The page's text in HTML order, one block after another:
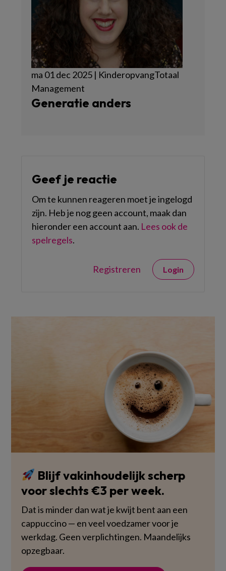
ma 01 dec 2025 | KinderopvangTotaal
Management
Generatie anders
Geef je reactie
Om te kunnen reageren moet je ingelogd
zijn. Heb je nog geen account, maak dan
hieronder een account aan. Lees ook de
spelregels.
Registreren Login
Blijf vakinhoudelijk scherp
voor slechts €3 per week.
Dat is minder dan wat je kwijt bent aan een
cappuccino — en veel voedzamer voor je
werkdag. Geen verplichtingen. Maandelijks
opzegbaar.